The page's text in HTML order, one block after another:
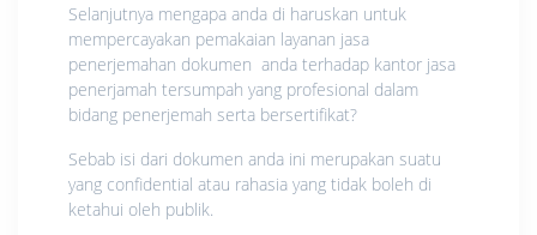
Selanjutnya mengapa anda di haruskan untuk
mempercayakan pemakaian layanan jasa
penerjemahan dokumen anda terhadap kantor jasa
penerjamah tersumpah yang profesional dalam
bidang penerjemah serta bersertifikat?
Sebab isi dari dokumen anda ini merupakan suatu
yang confidential atau rahasia yang tidak boleh di
ketahui oleh publik.